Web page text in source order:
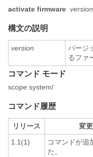
activate firmware version
構文の説明
version
バージ
るファ
コマンド モード
scope system/
コマンド履歴
リリース
変
1.1(1)
コマンドが追
た。